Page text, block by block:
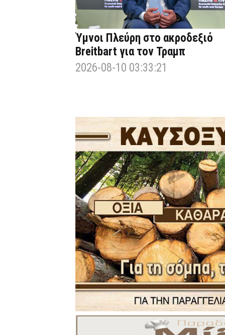
Ύμνοι Πλεύρη στο ακροδεξιό
Breitbart για τον Τραμπ
2026-08-10 03:33:21